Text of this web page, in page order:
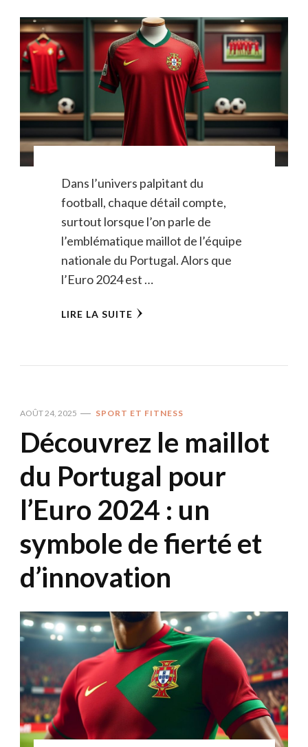
Dans l’univers palpitant du
football, chaque détail compte,
surtout lorsque l’on parle de
l’emblématique maillot de l’équipe
nationale du Portugal. Alors que
l’Euro 2024 est …
LIRE LA SUITE
AOÛT 24, 2025 SPORT ET FITNESS
Découvrez le maillot
du Portugal pour
l’Euro 2024 : un
symbole de fierté et
d’innovation